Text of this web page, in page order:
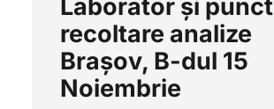
Laborator și punct
recoltare analize
Brașov, B-dul 15
Noiembrie